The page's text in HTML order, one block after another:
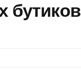
бутиков